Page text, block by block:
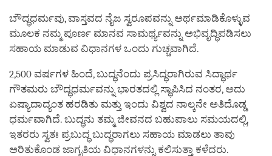
ಬೌದ್ಧಧರ್ಮವು, ವಾಸ್ತವದ ನೈಜ ಸ್ವರೂಪವನ್ನು ಅರ್ಥಮಾಡಿಕೊಳ್ಳುವ
ಮೂಲಕ ನಮ್ಮ ಪೂರ್ಣ ಮಾನವ ಸಾಮರ್ಥ್ಯವನ್ನು ಅಭಿವೃದ್ಧಿಪಡಿಸಲು
ಸಹಾಯ ಮಾಡುವ ವಿಧಾನಗಳ ಒಂದು ಗುಚ್ಚವಾಗಿದೆ.
2,500 ವರ್ಷಗಳ ಹಿಂದೆ, ಬುದ್ಧನೆಂದು ಪ್ರಸಿದ್ಧರಾಗಿರುವ ಸಿದ್ಧಾರ್ಥ
ಗೌತಮರು ಬೌದ್ಧಧರ್ಮವನ್ನು ಭಾರತದಲ್ಲಿ ಸ್ಥಾಪಿಸಿದ ನಂತರ, ಅದು
ಏಷ್ಯಾದಾದ್ಯಂತ ಹರಡಿತು ಮತ್ತು ಇಂದು ವಿಶ್ವದ ನಾಲ್ಕನೇ ಅತಿದೊಡ್ಡ
ಧರ್ಮವಾಗಿದೆ. ಬುದ್ಧನು ತಮ್ಮ ಜೀವನದ ಬಹುಪಾಲು ಸಮಯದಲ್ಲಿ,
ಇತರರು ಸ್ವತಃ ಪ್ರಬುದ್ಧ ಬುದ್ಧರಾಗಲು ಸಹಾಯ ಮಾಡಲು ತಾವು
ಅರಿತುಕೊಂಡ ಜಾಗೃತಿಯ ವಿಧಾನಗಳನ್ನು ಕಲಿಸುತ್ತಾ ಕಳೆದರು.